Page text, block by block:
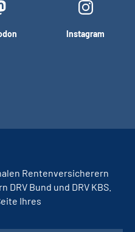
Instagram
Rentenversicherern
Bund und DRV KBS.
Ihres